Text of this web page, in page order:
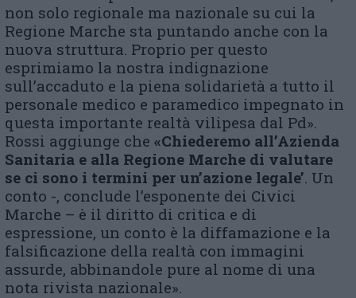
non solo regionale ma nazionale su cui la
Regione Marche sta puntando anche con la
nuova struttura. Proprio per questo
esprimiamo la nostra indignazione
sull’accaduto e la piena solidarietà a tutto il
personale medico e paramedico impegnato in
questa importante realtà vilipesa dal Pd».
Rossi aggiunge che «Chiederemo all’Azienda
Sanitaria e alla Regione Marche di valutare
se ci sono i termini per un’azione legale’. Un
conto -, conclude l’esponente dei Civici
Marche – è il diritto di critica e di
espressione, un conto è la diffamazione e la
falsificazione della realtà con immagini
assurde, abbinandole pure al nome di una
nota rivista nazionale».